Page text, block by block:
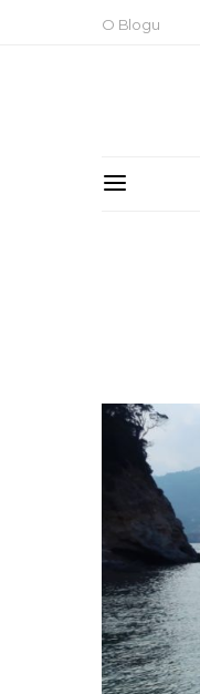
O Blogu